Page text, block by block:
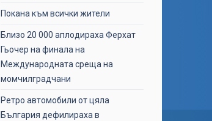
Покана към всички жители
Близо 20 000 аплодираха Ферхат
Гьочер на финала на
Международната среща на
момчилградчани
Ретро автомобили от цяла
България дефилираха в